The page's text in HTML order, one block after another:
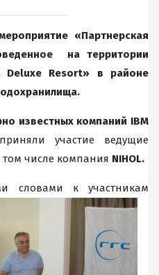
«Партнерская
на территории
Deluxe Resort» в районе
известных компаний IBM
участие ведущие
том числе компания NIHOL.
словами к участникам